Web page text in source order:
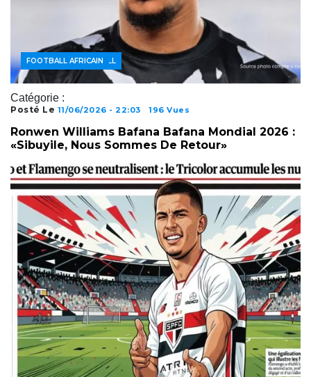
Catégorie :
ACTUALITÉS FOOTBALL
FOOTBALL AFRICAIN
Posté Le 11/06/2026 - 22:03 196 Vues
Ronwen Williams Bafana Bafana Mondial 2026 :
«Sibuyile, Nous Sommes De Retour»